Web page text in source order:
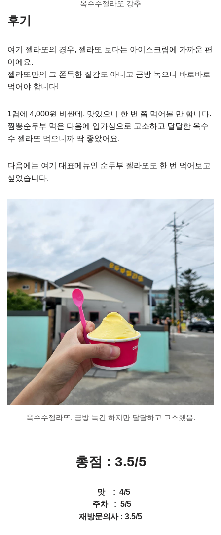
옥수수젤라또 강추
후기
여기 젤라또의 경우, 젤라또 보다는 아이스크림에 가까운 편
이에요.
젤라또만의 그 쫀득한 질감도 아니고 금방 녹으니 바로바로
먹어야 합니다!
1컵에 4,000원 비싼데, 맛있으니 한 번 쯤 먹어볼 만 합니다.
짬뽕순두부 먹은 다음에 입가심으로 고소하고 달달한 옥수
수 젤라또 먹으니까 딱 좋았어요.
다음에는 여기 대표메뉴인 순두부 젤라또도 한 번 먹어보고
싶었습니다.
옥수수젤라또. 금방 녹긴 하지만 달달하고 고소했음.
총점 : 3.5/5
맛 : 4/5
주차 : 5/5
재방문의사 : 3.5/5